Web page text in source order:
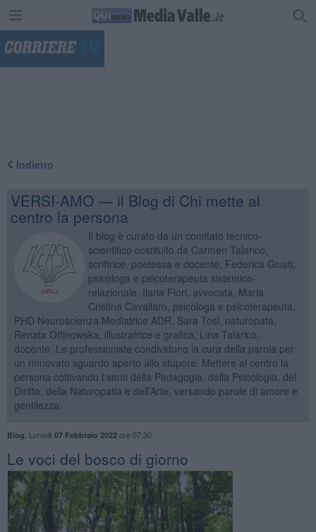
Indietro
VERSI-AMO — il Blog di Chi mette al
centro la persona
Il blog è curato da un comitato tecnico-
scientifico costituito da Carmen Talarico,
scrittrice, poetessa e docente, Federica Giusti,
psicologa e psicoterapeuta sistemico-
relazionale, Ilaria Fiori, avvocata, Maria
Cristina Cavallaro, psicologa e psicoterapeuta,
PHD Neuroscienza Mediatrice ADR, Sara Tosi, naturopata,
Renata Otfinowska, illustratrice e grafica, Lina Talarico,
docente. Le professioniste condividono la cura della parola per
un rinnovato sguardo aperto allo stupore. Mettere al centro la
persona coltivando i semi della Pedagogia, della Psicologia, del
Diritto, della Naturopatia e dell’Arte, versando parole di amore e
gentilezza.
Blog Lunedì 07 Febbraio 2022ore 07:30
Le voci del bosco di giorno